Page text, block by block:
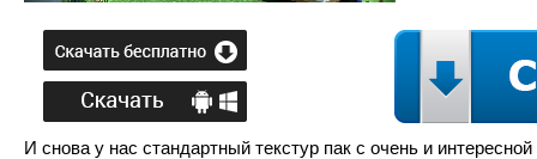
И снова у нас стандартный текстур пак с очень и